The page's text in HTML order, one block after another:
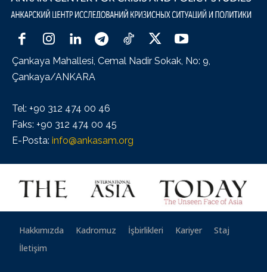
Çankaya Mahallesi, Cemal Nadir Sokak, No: 9,
Çankaya/ANKARA
Tel: +90 312 474 00 46
Faks: +90 312 474 00 45
E-Posta: info@ankasam.org
Hakkımızda Kadromuz İşbirlikleri Kariyer
Staj
İletişim